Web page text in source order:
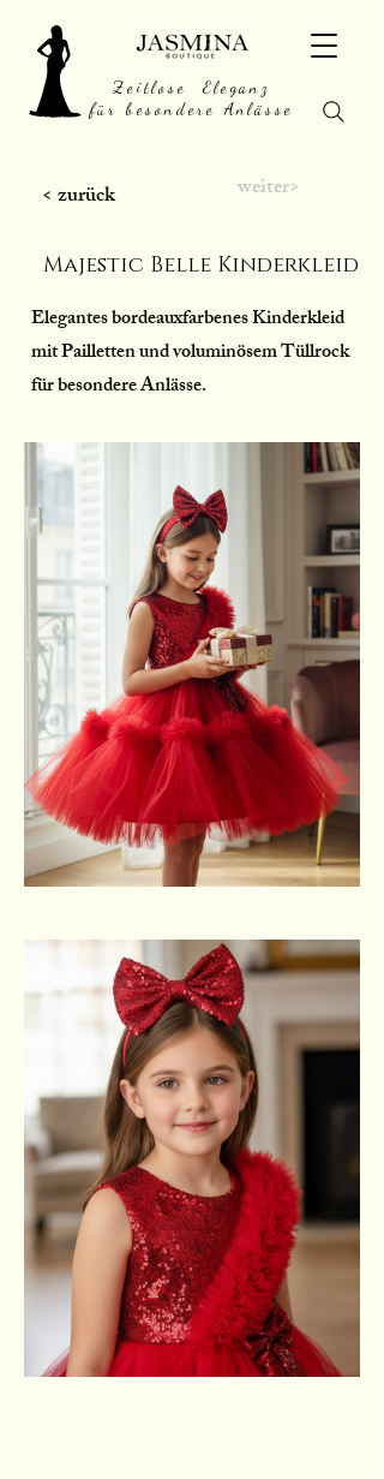
Zeitlose Eleganz
für besondere Anlässe
< zurück weiter>
Majestic Belle Kinderkleid
Elegantes bordeauxfarbenes Kinderkleid
mit Pailletten und voluminösem Tüllrock
für besondere Anlässe.